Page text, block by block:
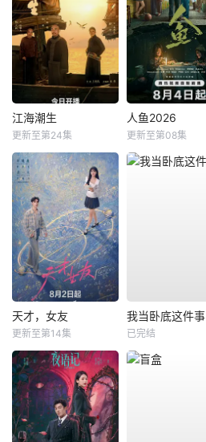
江海潮生
更新至第24集
人鱼2026
更新至第08集
天才，女友
更新至第14集
我当卧底这件事
已完结